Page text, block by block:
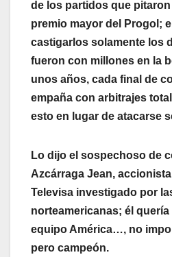
de los partidos que pitaron
premio mayor del Progol;
castigarlos solamente los
fueron con millones en la
unos años, cada final de
empaña con arbitrajes
esto en lugar de atacarse
Lo dijo el sospechoso de
Azcárraga Jean,
Televisa investigado por
norteamericanas; él
equipo América…, no
pero campeón.